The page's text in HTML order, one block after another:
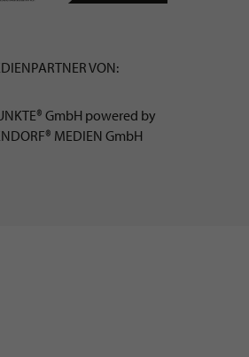
VON:
GmbH powered by
MEDIEN GmbH